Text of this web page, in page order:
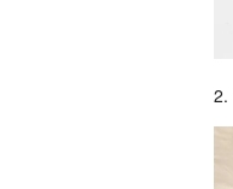
2.